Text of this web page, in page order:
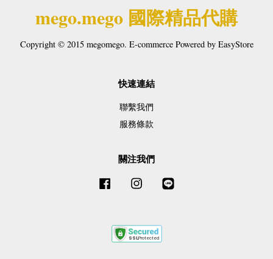
mego.mego 國際精品代購
Copyright © 2015 megomego. E-commerce Powered by EasyStore
快速連結
聯繫我們
服務條款
關注我們
Facebook Instagram